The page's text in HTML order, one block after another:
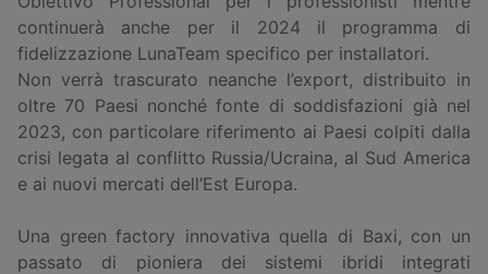
continuerà anche per il 2024 il programma di
fidelizzazione LunaTeam specifico per installatori.
Non verrà trascurato neanche l’export, distribuito in
oltre 70 Paesi nonché fonte di soddisfazioni già nel
2023, con particolare riferimento ai Paesi colpiti dalla
crisi legata al conflitto Russia/Ucraina, al Sud America
e ai nuovi mercati dell’Est Europa.
Una green factory innovativa quella di Baxi, con un
passato di pioniera dei sistemi ibridi integrati